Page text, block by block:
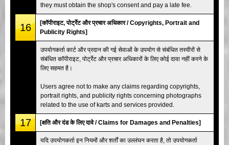
they must obtain the shop's consent and pay a late fee.
16
[कॉपीराइट, पोर्ट्रेट और प्रचार अधिकार / Copyrights, Portrait and
Publicity Rights]
उपयोगकर्ता कार्ट और प्रदान की गई सेवाओं के उपयोग से संबंधित तस्वीरों से
संबंधित कॉपीराइट, पोर्ट्रेट और प्रचार अधिकारों के लिए कोई दावा नहीं करने के
लिए सहमत है।
Users agree not to make any claims regarding copyrights,
portrait rights, and publicity rights concerning photographs
related to the use of karts and services provided.
17 [क्षति और दंड के लिए दावे / Claims for Damages and Penalties]
यदि उपयोगकर्ता इन नियमों और शर्तों का उल्लंघन करता है, तो उपयोगकर्ता